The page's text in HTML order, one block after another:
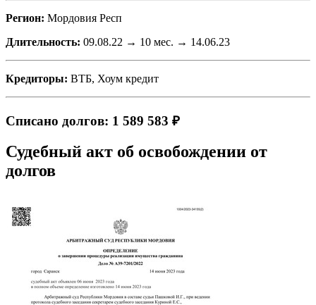
Регион: Мордовия Респ
Длительность: 09.08.22 → 10 мес. → 14.06.23
Кредиторы: ВТБ, Хоум кредит
Списано долгов: 1 589 583 ₽
Судебный акт об освобождении от
долгов